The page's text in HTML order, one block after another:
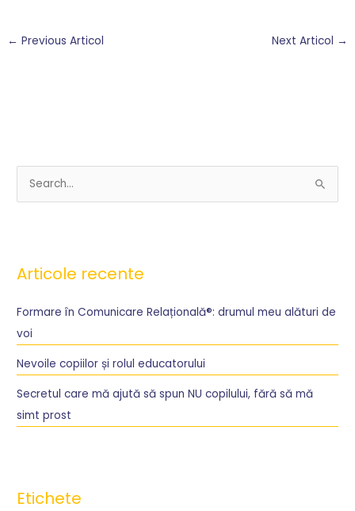
← Previous Articol Next Articol →
e
c
f
o
r
:
Articole recente
Formare în Comunicare Relațională®: drumul meu alături de
voi
Nevoile copiilor și rolul educatorului
Secretul care mă ajută să spun NU copilului, fără să mă
simt prost
Etichete